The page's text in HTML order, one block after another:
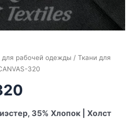
для рабочей одежды / Ткани для
320
35% Хлопок | Холст